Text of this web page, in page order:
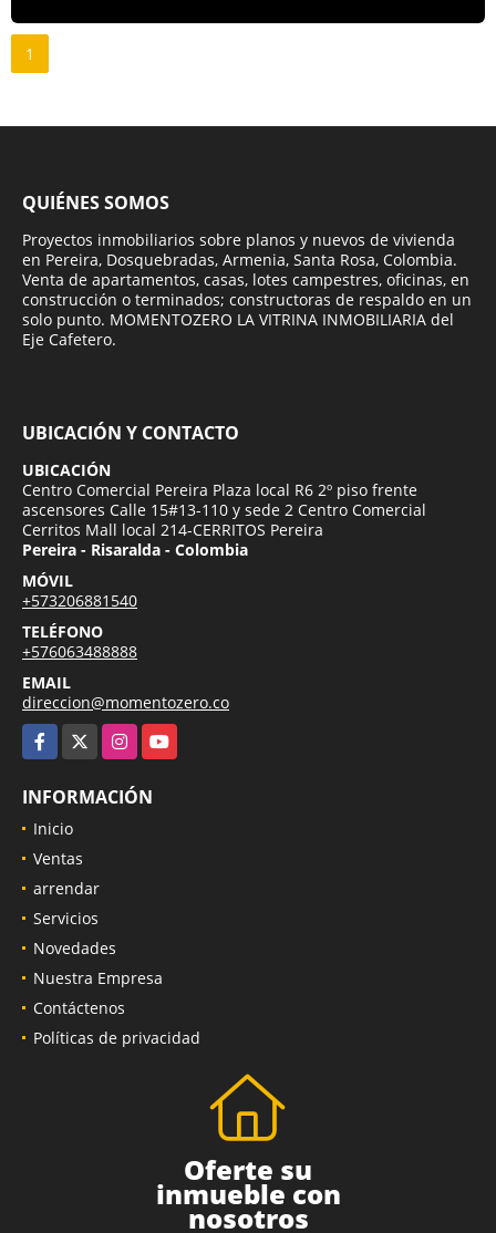
1
QUIÉNES SOMOS
Proyectos inmobiliarios sobre planos y nuevos de vivienda
en Pereira, Dosquebradas, Armenia, Santa Rosa, Colombia.
Venta de apartamentos, casas, lotes campestres, oficinas, en
construcción o terminados; constructoras de respaldo en un
solo punto. MOMENTOZERO LA VITRINA INMOBILIARIA del
Eje Cafetero.
UBICACIÓN Y CONTACTO
UBICACIÓN
Centro Comercial Pereira Plaza local R6 2º piso frente
ascensores Calle 15#13-110 y sede 2 Centro Comercial
Cerritos Mall local 214-CERRITOS Pereira
Pereira - Risaralda - Colombia
MÓVIL
+573206881540
TELÉFONO
+576063488888
EMAIL
direccion@momentozero.co
Facebook
InstagramYouTube
INFORMACIÓN
Inicio
Ventas
arrendar
Servicios
Novedades
Nuestra Empresa
Contáctenos
Políticas de privacidad
Oferte su
inmueble con
nosotros